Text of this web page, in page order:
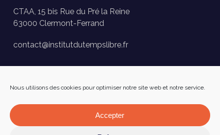
Nous utilisons des cookies pour optimiser notre site web et notre service.
Accepter
CTAA, 15 bis Rue du Pré la Reine
63000 Clermont-Ferrand
contact@institutdutempslibre.fr
Presse
FAQ
Facebook